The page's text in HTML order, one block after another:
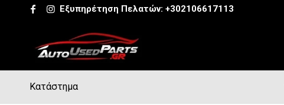
Εξυπηρέτηση Πελατών: +302106617113
Κατάστημα